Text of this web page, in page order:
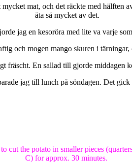
mat, och det räckte med
äta så mycket av det.
jag en kesoröra med lite va varje
och mogen mango skuren i
fräscht. En sallad till gjorde middagen
jag till lunch på söndagen. Det
the potato in smaller pieces
C) for approx. 30 minutes.